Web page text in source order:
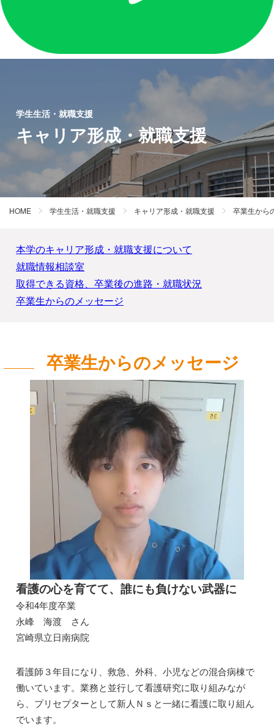
キャリア形成・就職支援
学生生活・就職支援
HOME 学生生活・就職支援 キャリア形成・就職支援 卒業生から
本学のキャリア形成・就職支援について
就職情報相談室
取得できる資格、卒業後の進路・就職状況
卒業生からのメッセージ
卒業生からのメッセージ
看護の心を育てて、誰にも負けない武器に
令和4年度卒業
永峰 海渡 さん
宮崎県立日南病院
看護師３年目になり、救急、外科、小児などの混合病棟で
働いています。業務と並行して看護研究に取り組みなが
ら、プリセプターとして新人Ｎｓと一緒に看護に取り組ん
でいます。